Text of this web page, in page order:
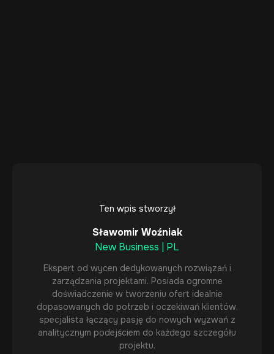
Ten wpis stworzył
Sławomir Woźniak
New Business | PL
Ekspert od wycen dedykowanych rozwiązań i
zarządzania projektami. Posiada ogromne
doświadczenie w tworzeniu ofert idealnie
dopasowanych do potrzeb i oczekiwań klientów,
specjalista łączący pasję do nowych wyzwań z
analitycznym podejściem do każdego szczegółu
projektu.